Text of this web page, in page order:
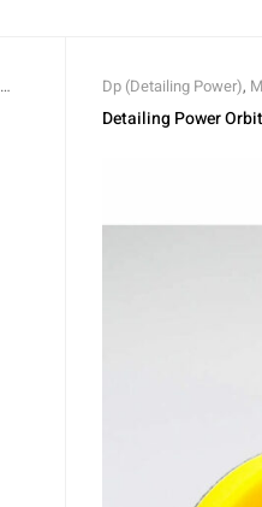
Dp (Detailing Power),
Keçeler,Polisaj,
Detailing Power